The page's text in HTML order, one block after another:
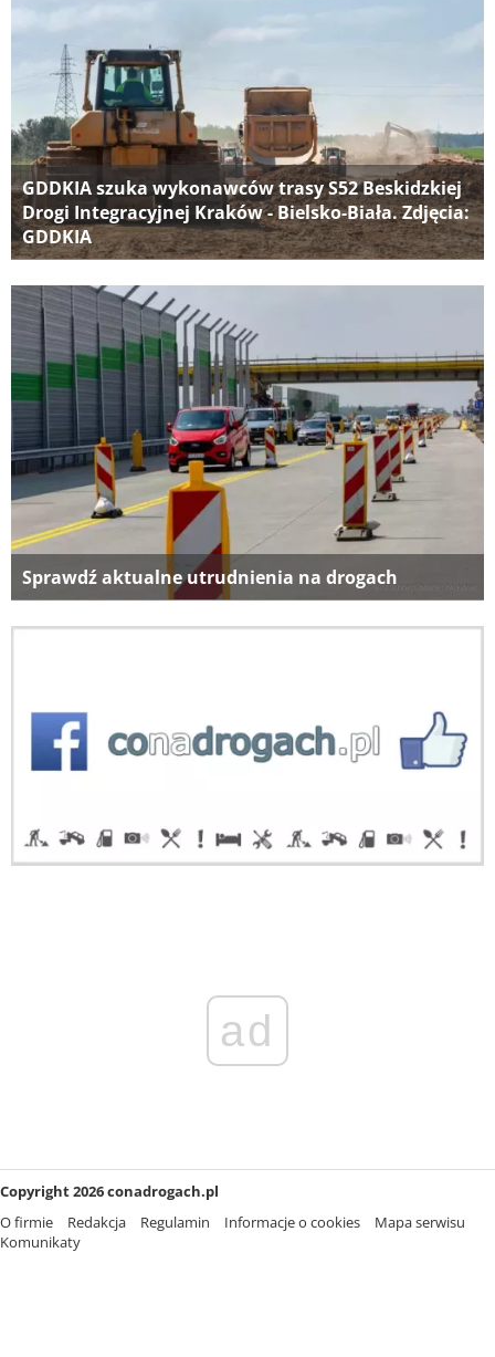
GDDKIA szuka wykonawców trasy S52 Beskidzkiej
Drogi Integracyjnej Kraków - Bielsko-Biała. Zdjęcia:
GDDKIA
Sprawdź aktualne utrudnienia na drogach
ad
Copyright 2026 conadrogach.pl
O firmie
Redakcja Regulamin Informacje o cookies
Mapa serwisu
Komunikaty